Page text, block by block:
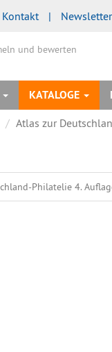
Kontakt | Newsletter
KATALOGE
Atlas zur